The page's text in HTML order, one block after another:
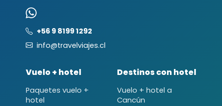
+56 9 8199 1292
info@travelviajes.cl
Vuelo + hotel
Paquetes vuelo +
hotel
Destinos con hotel
Vuelo + hotel a
Cancún